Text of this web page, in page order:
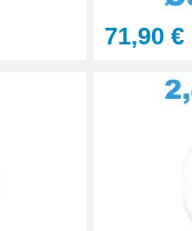
71,90 €